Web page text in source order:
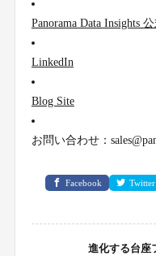
Panorama Data Insights
LinkedIn
Blog Site
お問い合わせ：
Facebook Twitter
進化する台座